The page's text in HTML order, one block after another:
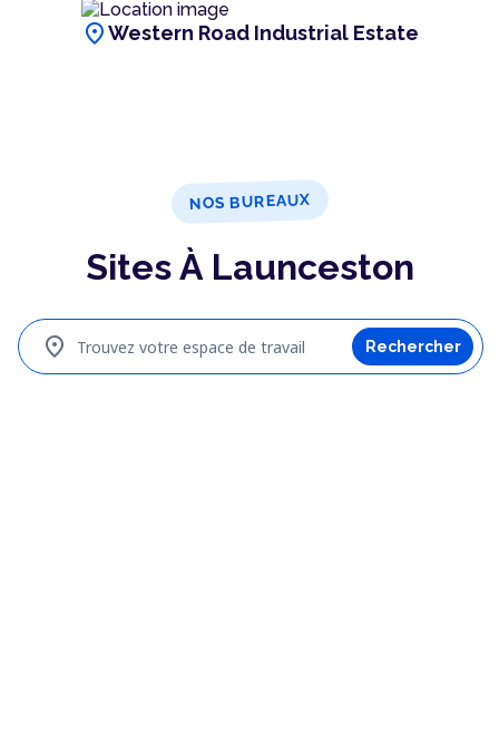
location_onWestern Road Industrial Estate
NOS BUREAUX
Sites À Launceston
Trouvez votre espace de travail
location_on Rechercher